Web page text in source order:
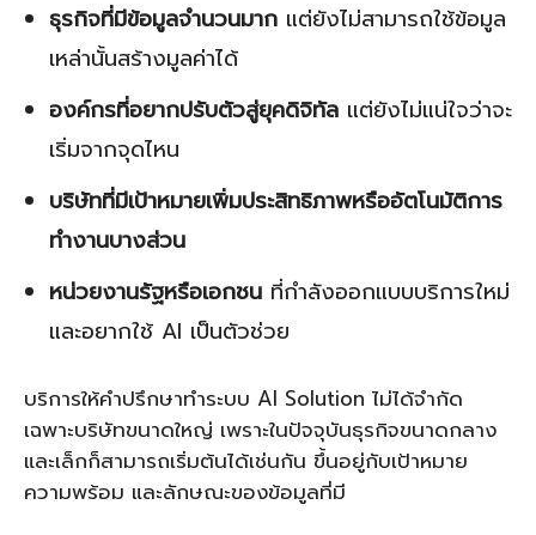
ธุรกิจที่มีข้อมูลจำนวนมาก แต่ยังไม่สามารถใช้ข้อมูล
เหล่านั้นสร้างมูลค่าได้
องค์กรที่อยากปรับตัวสู่ยุคดิจิทัล แต่ยังไม่แน่ใจว่าจะ
เริ่มจากจุดไหน
บริษัทที่มีเป้าหมายเพิ่มประสิทธิภาพหรืออัตโนมัติการ
ทำงานบางส่วน
หน่วยงานรัฐหรือเอกชน ที่กำลังออกแบบบริการใหม่
และอยากใช้ AI เป็นตัวช่วย
บริการให้คำปรึกษาทำระบบ AI Solution ไม่ได้จำกัด
เฉพาะบริษัทขนาดใหญ่ เพราะในปัจจุบันธุรกิจขนาดกลาง
และเล็กก็สามารถเริ่มต้นได้เช่นกัน ขึ้นอยู่กับเป้าหมาย
ความพร้อม และลักษณะของข้อมูลที่มี